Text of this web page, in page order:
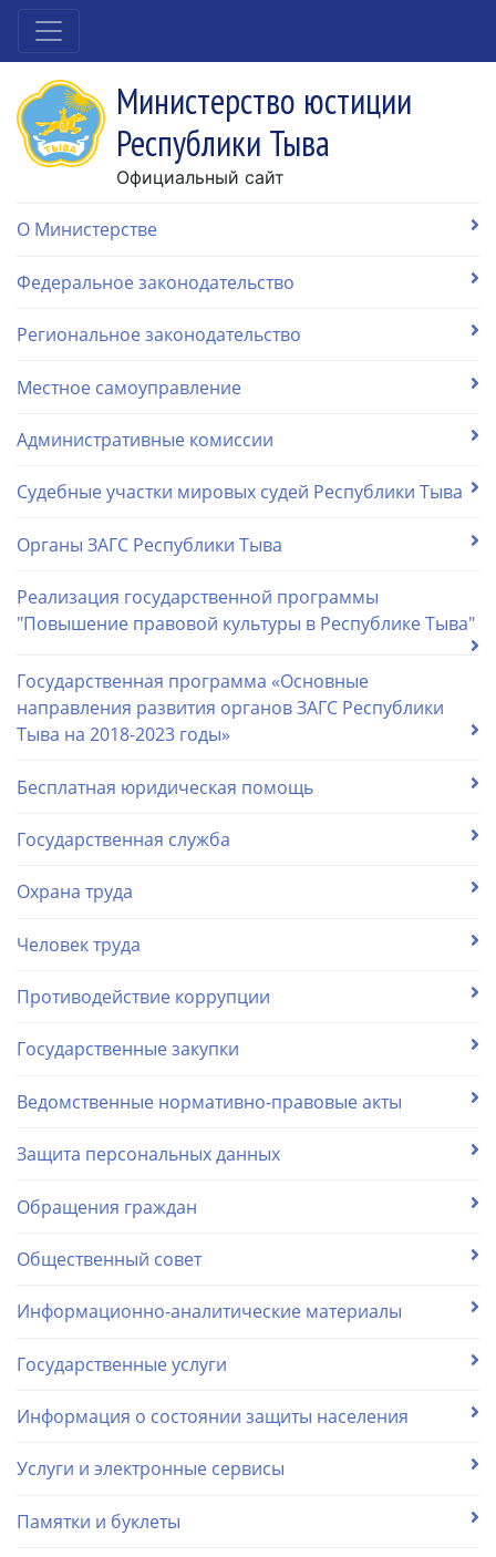
Министерство юстиции
Республики Тыва
Официальный сайт
О Министерстве
Федеральное законодательство
Региональное законодательство
Местное самоуправление
Административные комиссии
Судебные участки мировых судей Республики Тыва
Органы ЗАГС Республики Тыва
Реализация государственной программы
"Повышение правовой культуры в Республике Тыва"
Государственная программа «Основные
направления развития органов ЗАГС Республики
Тыва на 2018-2023 годы»
Бесплатная юридическая помощь
Государственная служба
Охрана труда
Человек труда
Противодействие коррупции
Государственные закупки
Ведомственные нормативно-правовые акты
Защита персональных данных
Обращения граждан
Общественный совет
Информационно-аналитические материалы
Государственные услуги
Информация о состоянии защиты населения
Услуги и электронные сервисы
Памятки и буклеты